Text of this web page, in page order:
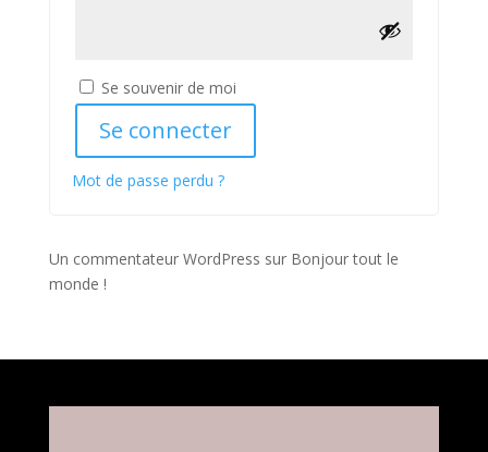
Alternative:
Se souvenir de moi
Se connecter
Mot de passe perdu ?
Un commentateur WordPress sur Bonjour tout le
monde !